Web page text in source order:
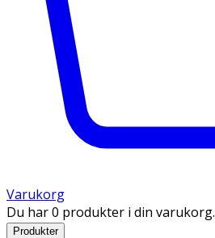
Varukorg
Du har 0 produkter i din varukorg.
Produkter